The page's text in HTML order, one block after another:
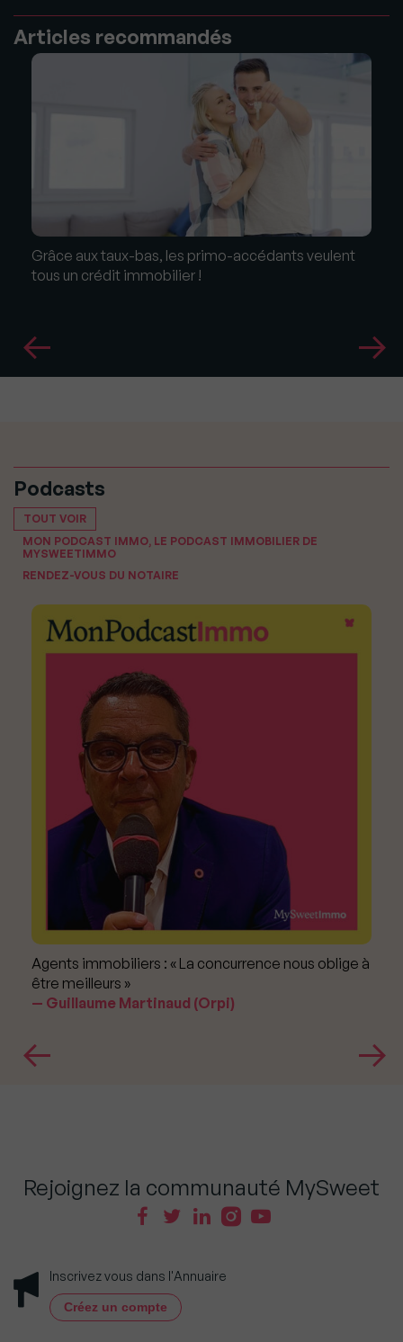
Articles recommandés
Grâce aux taux-bas, les primo-accédants veulent
tous un crédit immobilier !
Podcasts
TOUT VOIR
MON PODCAST IMMO, LE PODCAST IMMOBILIER DE
MYSWEETIMMO
RENDEZ-VOUS DU NOTAIRE
Agents immobiliers : « La concurrence nous oblige à
être meilleurs »
Guillaume Martinaud (Orpi)
Rejoignez la communauté MySweet
Inscrivez vous dans l'Annuaire
Créez un compte